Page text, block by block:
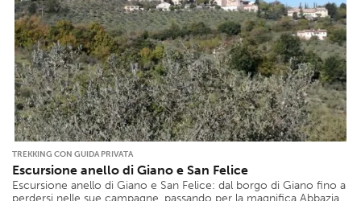
TREKKING CON GUIDA PRIVATA
Escursione anello di Giano e San Felice
Escursione anello di Giano e San Felice: dal borgo di Giano fino a